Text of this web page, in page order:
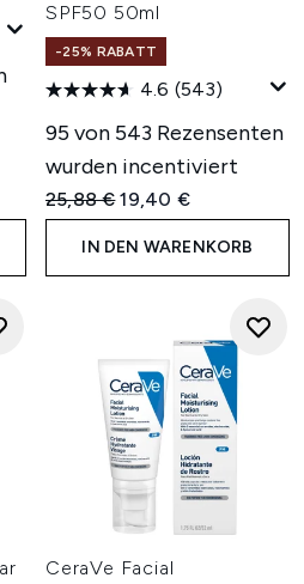
SPF50 50ml
-25% RABATT
4.6 (543)
95 von 543 Rezensenten
wurden incentiviert
Unverbindliche
25,88 €Aktueller Preis:
19,40 €
IN DEN WARENKORB
CeraVe Facial